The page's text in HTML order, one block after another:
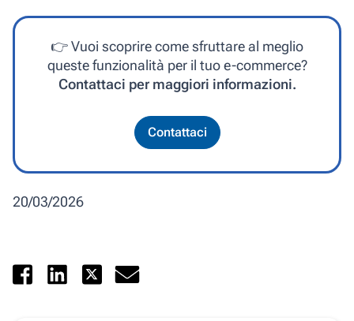
👉Vuoi scoprire come sfruttare al meglio
queste funzionalità per il tuo e-commerce?
Contattaci per maggiori informazioni.
Contattaci
20/03/2026